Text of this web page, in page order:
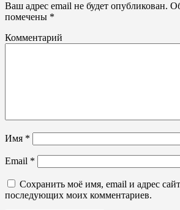
Ваш адрес email не будет опубликован.
помечены *
Комментарий
Имя *
Email *
Сохранить моё имя, email и адрес
последующих моих комментариев.